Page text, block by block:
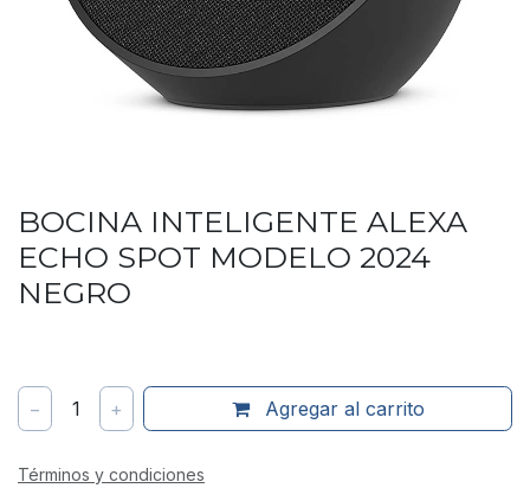
BOCINA INTELIGENTE ALEXA
ECHO SPOT MODELO 2024
NEGRO
− 1 + Agregar al carrito
Términos y condiciones